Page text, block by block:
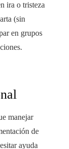
ira o tristeza
(sin
en grupos
manejar
de
ayuda